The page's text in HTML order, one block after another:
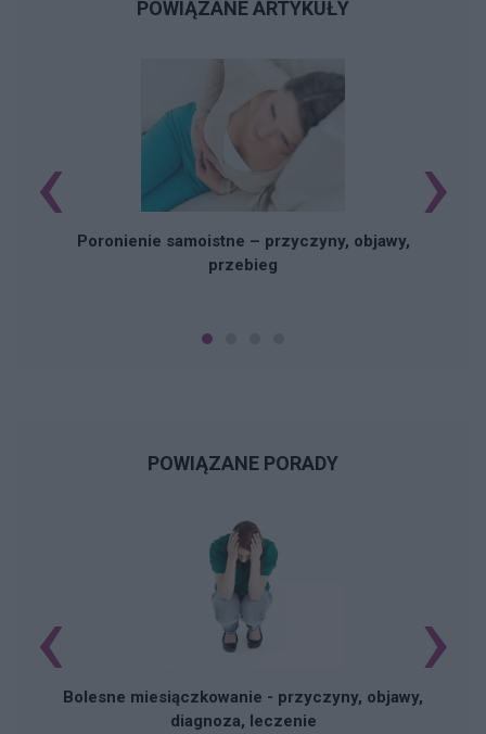
POWIĄZANE ARTYKUŁY
Poronienie samoistne – przyczyny, objawy,
przebieg
‹ ›
POWIĄZANE PORADY
Bolesne miesiączkowanie - przyczyny, objawy,
diagnoza, leczenie
‹ ›